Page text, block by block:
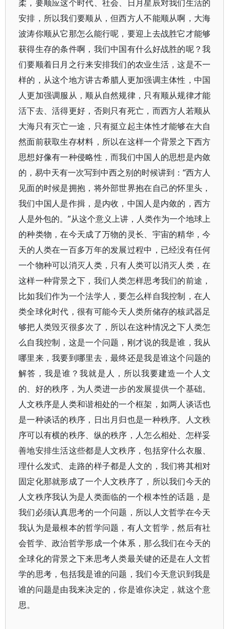
柔，要顺应这个时代、社会、日月星辰对我们生活的
安排，所以我们要顺从，但西方人不能顺从啊，大海
波涛你顺从它那怎么能行呢，要迎上去战胜它才能够
获得生存的条件啊，我们中国有什么好战胜的呢？我
们要顺着日月之行来安排我们的农业生活，这是不一
样的，从这个地方讲古希腊人更加强调主体性，中国
人更加强调服从，顺从自然规律，只有顺从规律才能
活下去、活得更好，否则只有死亡，而西方人若顺从
大海只有灭亡一途，只有挺立起主体性才能够在大自
然面前获取生存材料，所以在这样一个背景之下西方
思想好像有一种侵略性，而我们中国人的思想是内敛
的，易中天有一次写到中西之别的时候讲到：“西方人
见面的时候是拥抱，将外部世界抱在自己的怀里头，
我们中国人是作揖，是内收，中国人是内敛的，西方
人是外包的。”从这个意义上讲，人类作为一个地球上
的种类物，在今天成了万物的灵长、宇宙的精华，今
天的人类在一百多万年的发展过程中，已经没有任何
一个物种可以消灭人类，只有人类可以消灭人类，在
这样一种背景之下，我们人类怎样思考我们的前途，
比如我们作为一个法学人，要怎么样自我控制，在人
类全球化时代，很有可能今天人类所储存的核武器足
够把人类毁灭很多次了，所以在这种情况之下人类怎
么自我控制，这是一个问题，刚才说的我是谁，我从
哪里来，我要到哪里去，最终还是我是谁这个问题的
解答，我是谁？我就是人，所以我要建造一个人文
的、好的秩序，为人类进一步的发展提供一个基础。
人文秩序是人类和谐相处的一个框架，如两人谈话也
是一种谈话的秩序，日出月归也是一种秩序。人文秩
序可以有横的秩序、纵的秩序，人怎么相处、怎样妥
善地安排生活这些都是人文秩序，包括穿什么衣服、
理什么发式、走路的样子都是人文的，我们将其相对
固定化那就形成了一个人文秩序了，所以我们今天的
人文秩序我认为是人类面临的一个根本性的话题，是
我们必须认真思考的一个问题，所以人文哲学在今天
我认为是最根本的哲学问题，有人文哲学，然后有社
会哲学、政治哲学形成一个体系，那么我们在今天的
全球化的背景之下来思考人类最关键的还是在人文哲
学的思考，包括我是谁的问题，我们今天意识到我是
谁的问题是由我来决定的，你是谁你决定，就这个意
思。